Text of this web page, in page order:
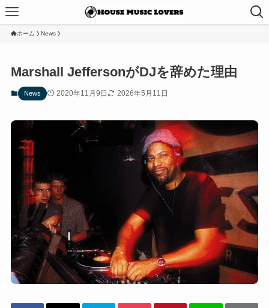
ホーム News
Marshall JeffersonがDJを辞めた理由
News 2020年11月9日 2026年5月11日